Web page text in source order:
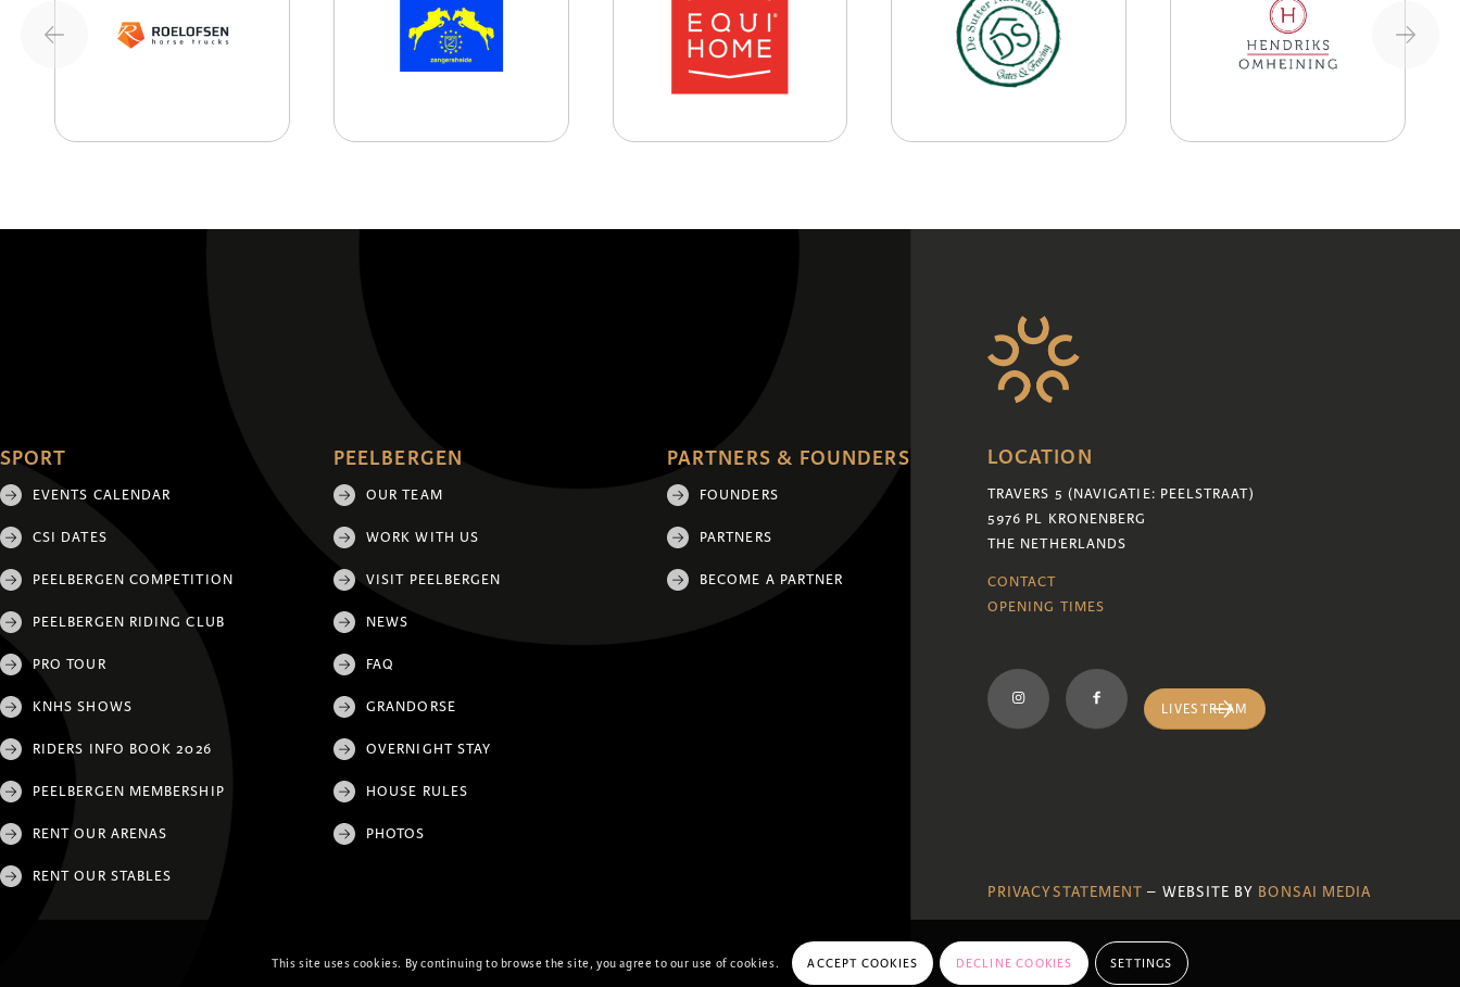
SPORT
EVENTS CALENDAR
CSI DATES
PEELBERGEN COMPETITION
PEELBERGEN RIDING CLUB
PRO TOUR
KNHS SHOWS
RIDERS INFO BOOK 2026
PEELBERGEN MEMBERSHIP
RENT OUR ARENAS
RENT OUR STABLES
PEELBERGEN
OUR TEAM
WORK WITH US
VISIT PEELBERGEN
NEWS
FAQ
GRANDORSE
OVERNIGHT STAY
HOUSE RULES
PHOTOS
PARTNERS & FOUNDERS
FOUNDERS
PARTNERS
BECOME A PARTNER
LOCATION
TRAVERS 5 (NAVIGATIE: PEELSTRAAT)
5976 PL KRONENBERG
THE NETHERLANDS
CONTACT
OPENING TIMES
LIVESTREAM
PRIVACYSTATEMENT – WEBSITE BY BONSAI MEDIA
This site uses cookies. By continuing to browse the site, you agree to our use of cookies. ACCEPT COOKIES DECLINE COOKIES SETTINGS